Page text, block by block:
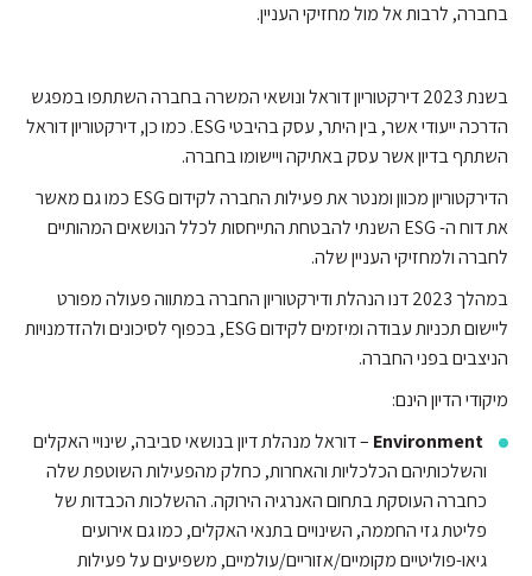
בחברה, לרבות אל מול מחזיקי העניין.
בשנת 2023 דירקטוריון דוראל ונושאי המשרה בחברה השתתפו במפגש
הדרכה ייעודי אשר, בין היתר, עסק בהיבטי ESG. כמו כן, דירקטוריון דוראל
השתתף בדיון אשר עסק באתיקה ויישומו בחברה.
הדירקטוריון מכוון ומנטר את פעילות החברה לקידום ESG כמו גם מאשר
את דוח ה- ESG השנתי להבטחת התייחסות לכלל הנושאים המהותיים
לחברה ולמחזיקי העניין שלה.
במהלך 2023 דנו הנהלת ודירקטוריון החברה במתווה פעולה מפורט
ליישום תכניות עבודה ומיזמים לקידום ESG, בכפוף לסיכונים ולהזדמנויות
הניצבים בפני החברה.
מיקודי הדיון הינם:
– דוראל מנהלת דיון בנושאי סביבה, שינויי האקלים
והשלכותיהם הכלכליות והאחרות, כחלק מהפעילות השוטפת שלה
כחברה העוסקת בתחום האנרגיה הירוקה. ההשלכות הכבדות של
פליטת גזי החממה, השינויים בתנאי האקלים, כמו גם אירועים
גיאו-פוליטיים מקומיים/אזוריים/עולמיים, משפיעים על פעילות